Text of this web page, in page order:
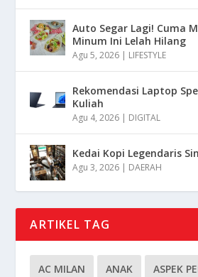
Auto Segar Lagi! Cuma
Minum Ini Lelah Hilang
Agu 5, 2026 | LIFESTYLE
Rekomendasi Laptop
Kuliah
Agu 4, 2026 | DIGITAL
Kedai Kopi Legendaris
Agu 3, 2026 | DAERAH
ARTIKEL TAG
AC MILAN ANAK ASPEK